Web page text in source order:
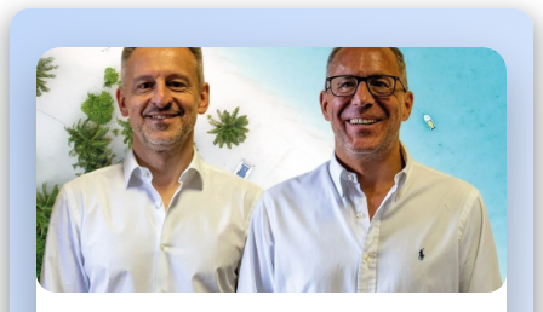
Öffnungszeiten
Mo 09:00-16:00
Di
09:00-16:00
Mi
09:00-16:00
Do
09:00-16:00
Unser Team